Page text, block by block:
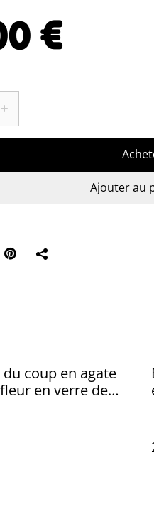
€
Ajouter au
coup en agate
en verre de